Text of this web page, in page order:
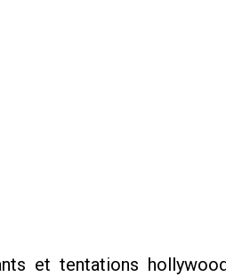
et tentations